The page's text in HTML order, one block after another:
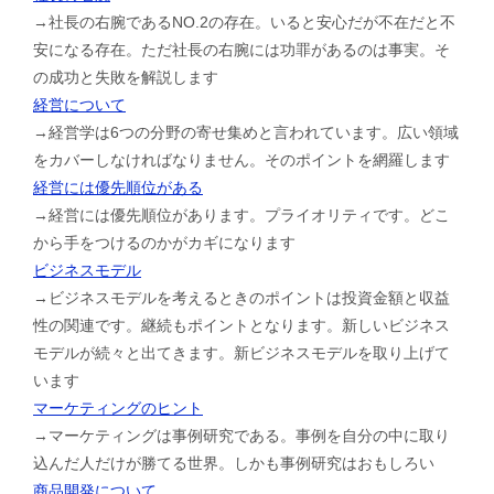
→社長の右腕であるNO.2の存在。いると安心だが不在だと不
安になる存在。ただ社長の右腕には功罪があるのは事実。そ
の成功と失敗を解説します
経営について
→経営学は6つの分野の寄せ集めと言われています。広い領域
をカバーしなければなりません。そのポイントを網羅します
経営には優先順位がある
→経営には優先順位があります。プライオリティです。どこ
から手をつけるのかがカギになります
ビジネスモデル
→ビジネスモデルを考えるときのポイントは投資金額と収益
性の関連です。継続もポイントとなります。新しいビジネス
モデルが続々と出てきます。新ビジネスモデルを取り上げて
います
マーケティングのヒント
→マーケティングは事例研究である。事例を自分の中に取り
込んだ人だけが勝てる世界。しかも事例研究はおもしろい
商品開発について